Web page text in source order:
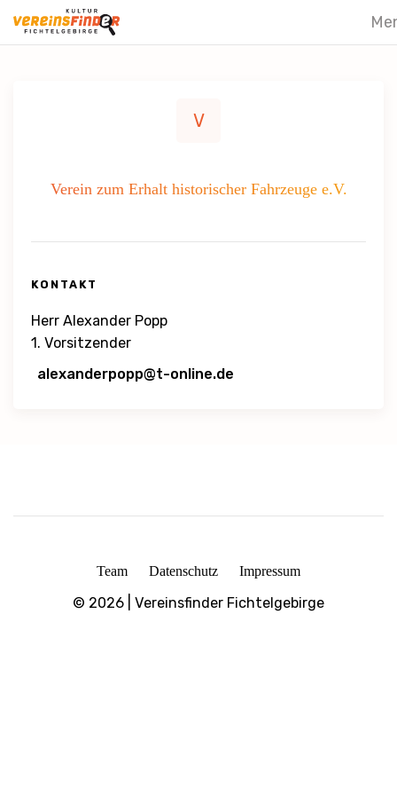
V
Verein zum Erhalt historischer Fahrzeuge e.V.
KONTAKT
Herr Alexander Popp
1. Vorsitzender
Team Datenschutz Impressum
© 2026 | Vereinsfinder Fichtelgebirge